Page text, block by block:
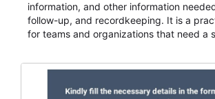
information, and other information
follow-up, and recordkeeping. It is a
for teams and organizations that need a
participation records.